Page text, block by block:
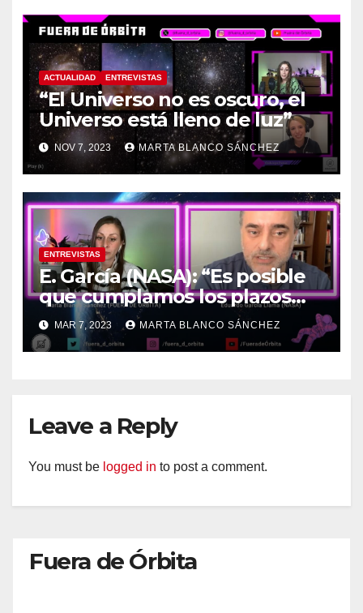
ACTUALIDAD ENTREVISTAS
“El Universo no es oscuro, el
Universo está lleno de luz”
NOV 7, 2023 MARTA BLANCO SÁNCHEZ
ENTREVISTAS
E. García (NASA): “Es posible
que cumplamos los plazos
para Artemis II”
MAR 7, 2023 MARTA BLANCO SÁNCHEZ
Leave a Reply
You must be logged in to post a comment.
Fuera de Órbita